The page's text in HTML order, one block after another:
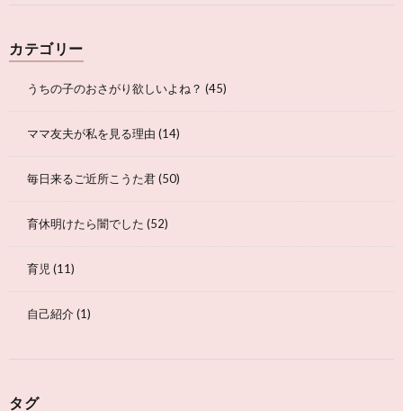
カテゴリー
うちの子のおさがり欲しいよね？ (45)
ママ友夫が私を見る理由 (14)
毎日来るご近所こうた君(50)
育休明けたら闇でした (52)
育児(11)
自己紹介(1)
タグ